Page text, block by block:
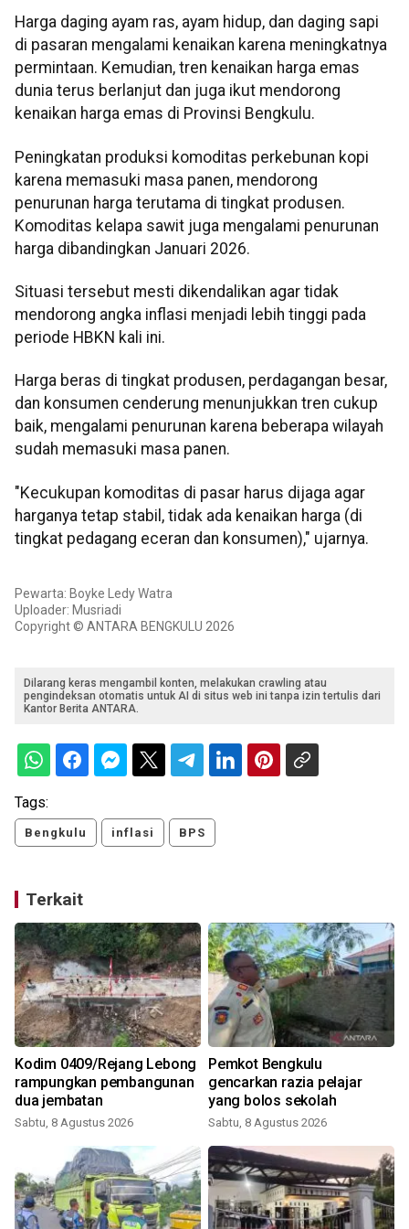
Harga daging ayam ras, ayam hidup, dan daging sapi
di pasaran mengalami kenaikan karena meningkatnya
permintaan. Kemudian, tren kenaikan harga emas
dunia terus berlanjut dan juga ikut mendorong
kenaikan harga emas di Provinsi Bengkulu.
Peningkatan produksi komoditas perkebunan kopi
karena memasuki masa panen, mendorong
penurunan harga terutama di tingkat produsen.
Komoditas kelapa sawit juga mengalami penurunan
harga dibandingkan Januari 2026.
Situasi tersebut mesti dikendalikan agar tidak
mendorong angka inflasi menjadi lebih tinggi pada
periode HBKN kali ini.
Harga beras di tingkat produsen, perdagangan besar,
dan konsumen cenderung menunjukkan tren cukup
baik, mengalami penurunan karena beberapa wilayah
sudah memasuki masa panen.
"Kecukupan komoditas di pasar harus dijaga agar
harganya tetap stabil, tidak ada kenaikan harga (di
tingkat pedagang eceran dan konsumen)," ujarnya.
Pewarta: Boyke Ledy Watra
Uploader: Musriadi
Copyright © ANTARA BENGKULU 2026
Dilarang keras mengambil konten, melakukan crawling atau
pengindeksan otomatis untuk AI di situs web ini tanpa izin tertulis dari
Kantor Berita ANTARA.
Tags:
Bengkulu inflasi BPS
Terkait
Kodim 0409/Rejang Lebong
rampungkan pembangunan
dua jembatan
Sabtu, 8 Agustus 2026
Pemkot Bengkulu
gencarkan razia pelajar
yang bolos sekolah
Sabtu, 8 Agustus 2026